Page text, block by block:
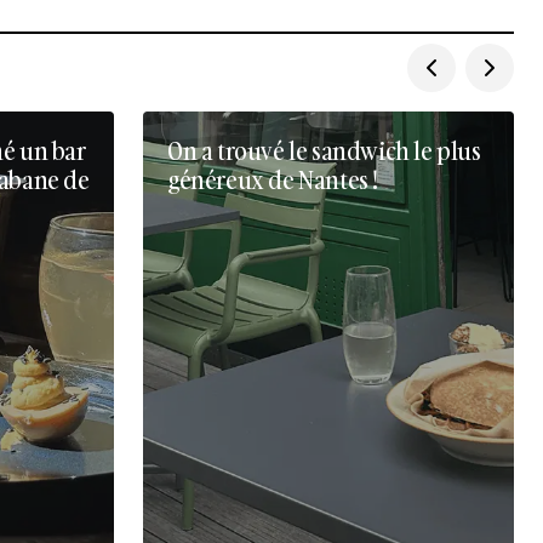
un bar
de
On a trouvé le sandwich le plus
généreux de Nantes !